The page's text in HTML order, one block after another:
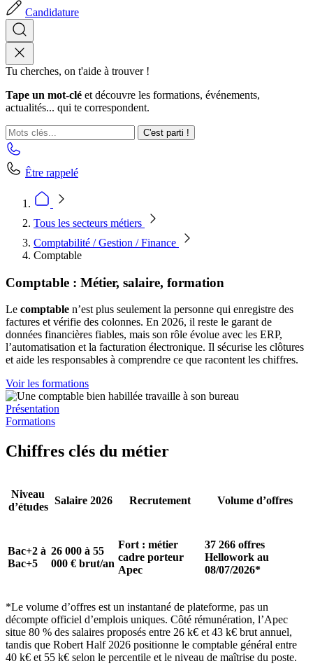
Candidature
Tu cherches, on t'aide à trouver !
Tape un mot-clé et découvre les formations, événements,
actualités... qui te correspondent.
C'est parti !
Être rappelé
Tous les secteurs métiers
Comptabilité / Gestion / Finance
Comptable
Comptable : Métier, salaire, formation
Le comptable n’est plus seulement la personne qui enregistre des
factures et vérifie des colonnes. En 2026, il reste le garant de
données financières fiables, mais son rôle évolue avec les ERP,
l’automatisation et la facturation électronique. Il sécurise les clôtures
et aide les responsables à comprendre ce que racontent les chiffres.
Voir les formations
Présentation
Formations
Chiffres clés du métier
Niveau
d’études
Salaire 2026 Recrutement Volume d’offres
Bac+2 à
Bac+5
26 000 à 55
000 € brut/an
Fort : métier
cadre porteur
Apec
37 266 offres
Hellowork au
08/07/2026*
*Le volume d’offres est un instantané de plateforme, pas un
décompte officiel d’emplois uniques. Côté rémunération, l’Apec
situe 80 % des salaires proposés entre 26 k€ et 43 k€ brut annuel,
tandis que Robert Half 2026 positionne le comptable général entre
40 k€ et 55 k€ selon le percentile et le niveau de maîtrise du poste.